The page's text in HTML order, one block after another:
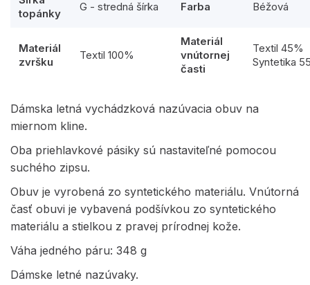
topánky
G - stredná šírka Farba Béžová
Materiál
zvršku
Textil 100%
Materiál
vnútornej
časti
Textil 45%
Syntetika
Dámska letná vychádzková nazúvacia obuv na
miernom kline.
Oba priehlavkové pásiky sú nastaviteľné pomocou
suchého zipsu.
Obuv je vyrobená zo syntetického materiálu. Vnútorná
časť obuvi je vybavená podšívkou zo syntetického
materiálu a stielkou z pravej prírodnej kože.
Váha jedného páru: 348 g
Dámske letné nazúvaky.